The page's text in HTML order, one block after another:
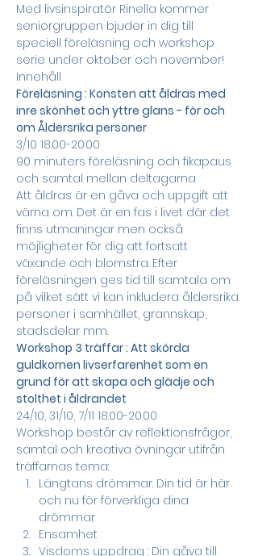
Med livsinspiratör Rinella kommer
seniorgruppen bjuder in dig till
speciell föreläsning och workshop
serie under oktober och november!
Innehåll
Föreläsning : Konsten att åldras med
inre skönhet och yttre glans - för och
om Åldersrika personer
3/10 18.00-20.00
90 minuters föreläsning och fikapaus
och samtal mellan deltagarna
Att åldras är en gåva och uppgift att
värna om. Det är en fas i livet där det
finns utmaningar men också
möjligheter för dig att fortsatt
växande och blomstra. Efter
föreläsningen ges tid till samtala om
på vilket sätt vi kan inkludera åldersrika
personer i samhället, grannskap,
stadsdelar mm.
Workshop 3 träffar : Att skörda
guldkornen livserfarenhet som en
grund för att skapa och glädje och
stolthet i åldrandet
24/10, 31/10, 7/11 18.00-20.00
Workshop består av reflektionsfrågor,
samtal och kreativa övningar utifrån
träffarnas tema:
Längtans drömmar. Din tid är här
och nu för förverkliga dina
drömmar
Ensamhet
Visdoms uppdrag : Din gåva till